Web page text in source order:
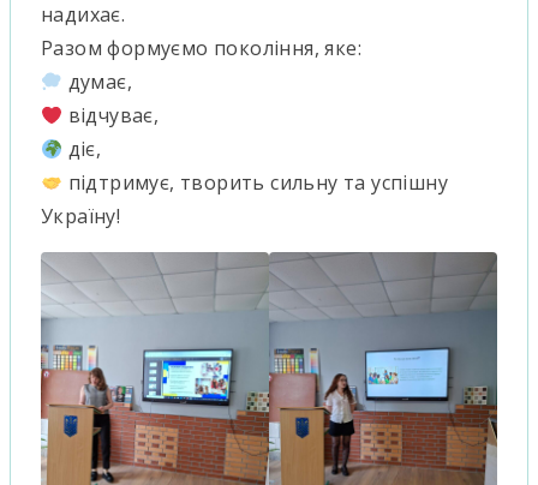
надихає.
Разом формуємо покоління, яке:
думає,
відчуває,
діє,
підтримує, творить сильну та успішну
Україну!